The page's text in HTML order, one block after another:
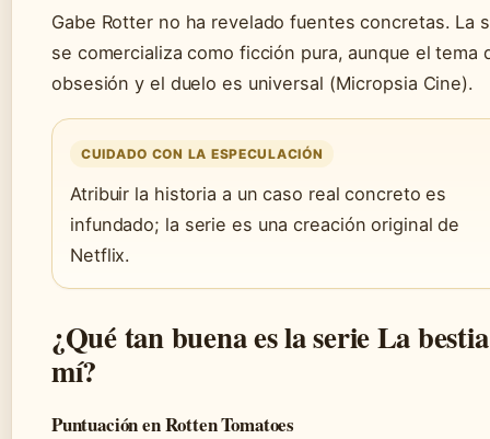
Gabe Rotter no ha revelado fuentes concretas. La
se comercializa como ficción pura, aunque el tema
obsesión y el duelo es universal (Micropsia Cine).
CUIDADO CON LA ESPECULACIÓN
Atribuir la historia a un caso real concreto es
infundado; la serie es una creación original de
Netflix.
¿Qué tan buena es la serie La
mí?
Puntuación en Rotten Tomatoes